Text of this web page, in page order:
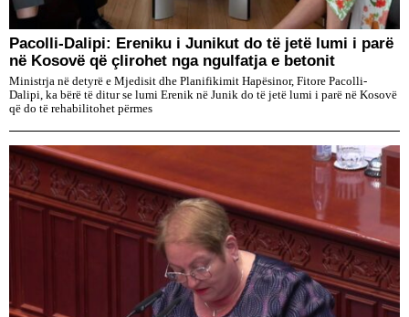
Pacolli-Dalipi: Ereniku i Junikut do të jetë lumi i parë
në Kosovë që çlirohet nga ngulfatja e betonit
Ministrja në detyrë e Mjedisit dhe Planifikimit Hapësinor, Fitore Pacolli-
Dalipi, ka bërë të ditur se lumi Erenik në Junik do të jetë lumi i parë në Kosovë
që do të rehabilitohet përmes